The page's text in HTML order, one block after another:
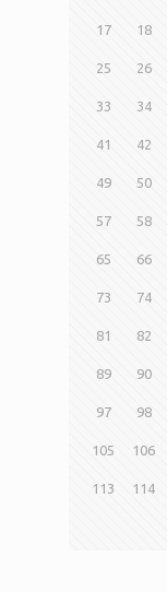
17 18
25 26
33 34
41 42
49 50
57 58
65 66
73 74
81 82
89 90
97 98
105 106
113 114